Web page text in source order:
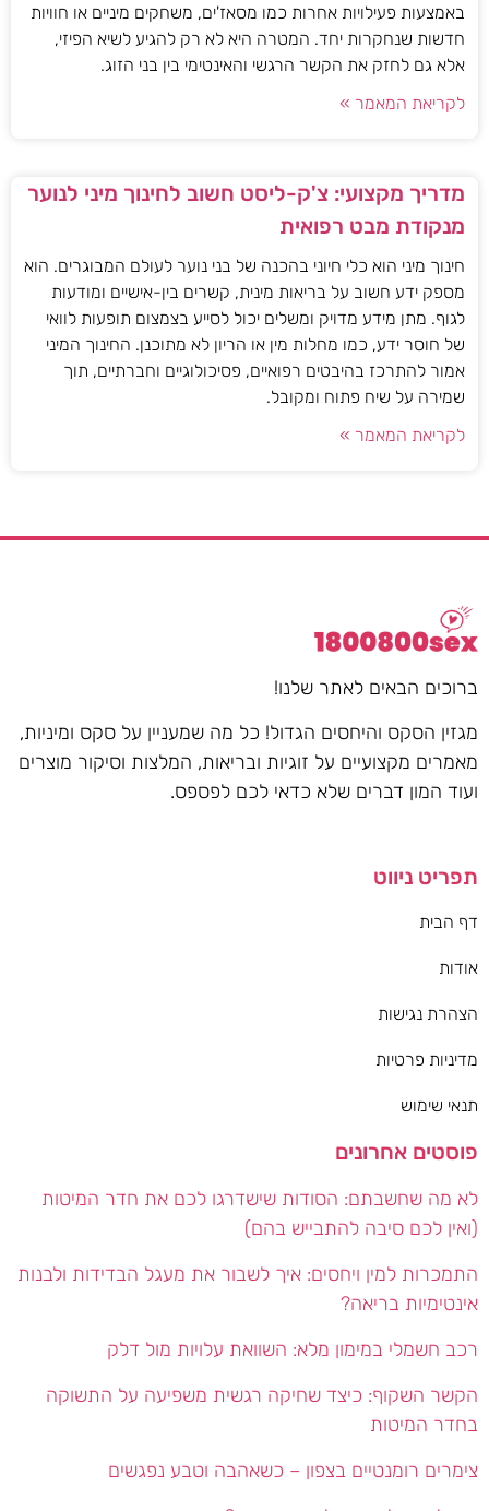
באמצעות פעילויות אחרות כמו מסאז'ים, משחקים מיניים או חוויות
חדשות שנחקרות יחד. המטרה היא לא רק להגיע לשיא הפיזי,
אלא גם לחזק את הקשר הרגשי והאינטימי בין בני הזוג.
לקריאת המאמר »
מדריך מקצועי: צ'ק-ליסט חשוב לחינוך מיני לנוער
מנקודת מבט רפואית
חינוך מיני הוא כלי חיוני בהכנה של בני נוער לעולם המבוגרים. הוא
מספק ידע חשוב על בריאות מינית, קשרים בין-אישיים ומודעות
לגוף. מתן מידע מדויק ומשלים יכול לסייע בצמצום תופעות לוואי
של חוסר ידע, כמו מחלות מין או הריון לא מתוכנן. החינוך המיני
אמור להתרכז בהיבטים רפואיים, פסיכולוגיים וחברתיים, תוך
שמירה על שיח פתוח ומקובל.
לקריאת המאמר »
ברוכים הבאים לאתר שלנו!
מגזין הסקס והיחסים הגדול! כל מה שמעניין על סקס ומיניות,
מאמרים מקצועיים על זוגיות ובריאות, המלצות וסיקור מוצרים
ועוד המון דברים שלא כדאי לכם לפספס.
תפריט ניווט
דף הבית
אודות
הצהרת נגישות
מדיניות פרטיות
תנאי שימוש
פוסטים אחרונים
לא מה שחשבתם: הסודות שישדרגו לכם את חדר המיטות
(ואין לכם סיבה להתבייש בהם)
התמכרות למין ויחסים: איך לשבור את מעגל הבדידות ולבנות
אינטימיות בריאה?
רכב חשמלי במימון מלא: השוואת עלויות מול דלק
הקשר השקוף: כיצד שחיקה רגשית משפיעה על התשוקה
בחדר המיטות
צימרים רומנטיים בצפון – כשאהבה וטבע נפגשים